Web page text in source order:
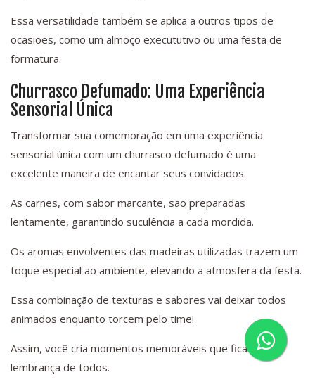
Essa versatilidade também se aplica a outros tipos de
ocasiões, como um almoço execututivo ou uma festa de
formatura.
Churrasco Defumado: Uma Experiência
Sensorial Única
Transformar sua comemoração em uma experiência
sensorial única com um churrasco defumado é uma
excelente maneira de encantar seus convidados.
As carnes, com sabor marcante, são preparadas
lentamente, garantindo suculência a cada mordida.
Os aromas envolventes das madeiras utilizadas trazem um
toque especial ao ambiente, elevando a atmosfera da festa.
Essa combinação de texturas e sabores vai deixar todos
animados enquanto torcem pelo time!
Assim, você cria momentos memoráveis que ficarão na
lembrança de todos.